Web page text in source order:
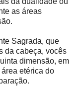
as áreas
Sagrada, que
da cabeça, vocês
dimensão, em
etérica do